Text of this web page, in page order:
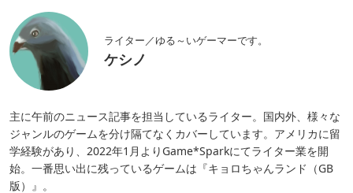
ライター／ゆる～いゲーマーです。
ケシノ
主に午前のニュース記事を担当しているライター。国内外、様々な
ジャンルのゲームを分け隔てなくカバーしています。アメリカに留
学経験があり、2022年1月よりGame*Sparkにてライター業を開
始。一番思い出に残っているゲームは『キョロちゃんランド（GB
版）』。